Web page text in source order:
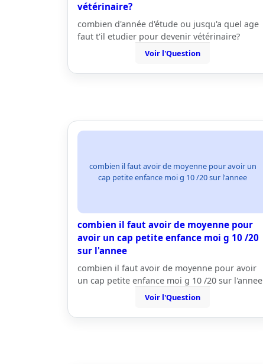
vétérinaire?
combien d'année d'étude ou jusqu'a quel age
faut t'il etudier pour devenir vétérinaire?
Voir l'Question
combien il faut avoir de moyenne pour avoir un
cap petite enfance moi g 10 /20 sur l'annee
combien il faut avoir de moyenne pour
avoir un cap petite enfance moi g 10 /20
sur l'annee
combien il faut avoir de moyenne pour avoir
un cap petite enfance moi g 10 /20 sur l'annee
Voir l'Question